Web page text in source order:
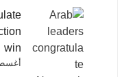
win
أغسطس